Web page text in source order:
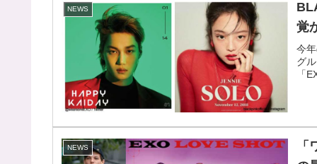
NEWS
覚
今
グ
「
NEWS